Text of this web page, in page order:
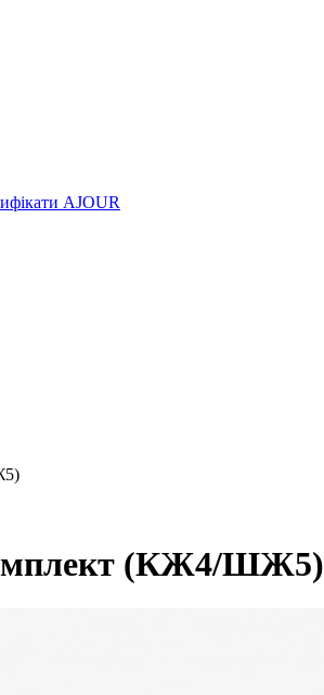
AJOUR
(КЖ4/ШЖ5)